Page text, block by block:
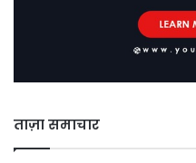
ताज़ा समाचार